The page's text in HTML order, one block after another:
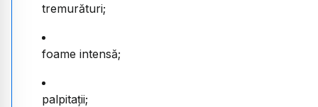
tremurături;
foame intensă;
palpitații;